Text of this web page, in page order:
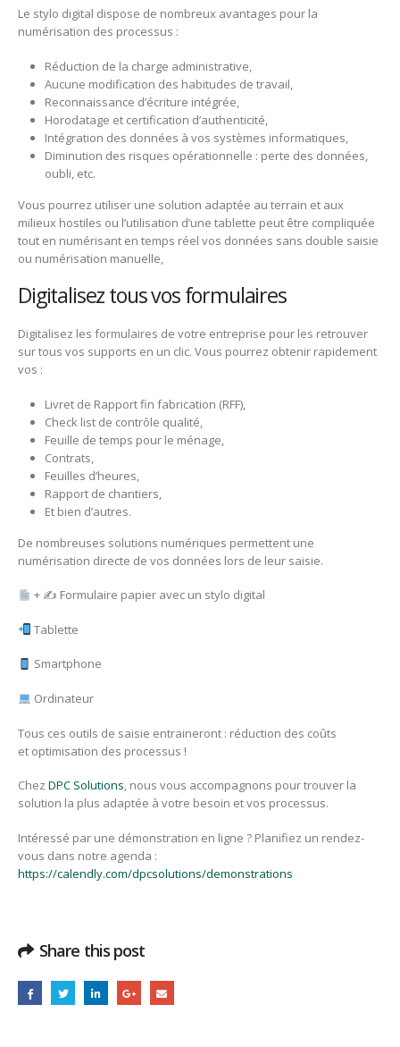
Le stylo digital dispose de nombreux avantages pour la
numérisation des processus :
Réduction de la charge administrative,
Aucune modification des habitudes de travail,
Reconnaissance d’écriture intégrée,
Horodatage et certification d’authenticité,
Intégration des données à vos systèmes informatiques,
Diminution des risques opérationnelle : perte des données,
oubli, etc.
Vous pourrez utiliser une solution adaptée au terrain et aux
milieux hostiles ou l’utilisation d’une tablette peut être compliquée
tout en numérisant en temps réel vos données sans double saisie
ou numérisation manuelle,
Digitalisez tous vos formulaires
Digitalisez les formulaires de votre entreprise pour les retrouver
sur tous vos supports en un clic. Vous pourrez obtenir rapidement
vos :
Livret de Rapport fin fabrication (RFF),
Check list de contrôle qualité,
Feuille de temps pour le ménage,
Contrats,
Feuilles d’heures,
Rapport de chantiers,
Et bien d’autres.
De nombreuses solutions numériques permettent une
numérisation directe de vos données lors de leur saisie.
+ ✍ Formulaire papier avec un stylo digital
Tablette
Smartphone
Ordinateur
Tous ces outils de saisie entraineront : réduction des coûts
et optimisation des processus !
Chez DPC Solutions, nous vous accompagnons pour trouver la
solution la plus adaptée à votre besoin et vos processus.
Intéressé par une démonstration en ligne ? Planifiez un rendez-
vous dans notre agenda :
https://calendly.com/dpcsolutions/demonstrations
Share this post